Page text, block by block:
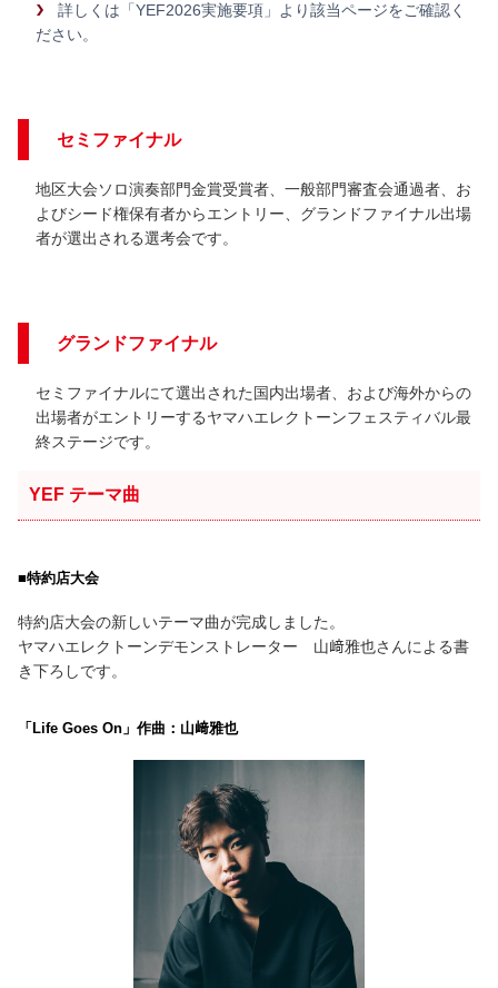
詳しくは「YEF2026実施要項」より該当ページをご確認く
ださい。
セミファイナル
地区大会ソロ演奏部門金賞受賞者、一般部門審査会通過者、お
よびシード権保有者からエントリー、グランドファイナル出場
者が選出される選考会です。
グランドファイナル
セミファイナルにて選出された国内出場者、および海外からの
出場者がエントリーするヤマハエレクトーンフェスティバル最
終ステージです。
YEF テーマ曲
■特約店大会
特約店大会の新しいテーマ曲が完成しました。
ヤマハエレクトーンデモンストレーター 山﨑雅也さんによる書
き下ろしです。
「Life Goes On」作曲：山﨑雅也